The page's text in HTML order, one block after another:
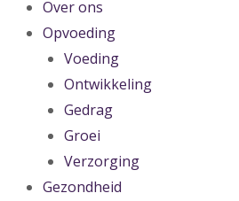
Over ons
Opvoeding
Voeding
Ontwikkeling
Gedrag
Groei
Verzorging
Gezondheid